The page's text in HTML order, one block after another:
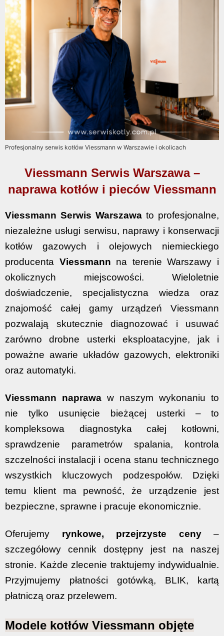
Profesjonalny serwis kotłów Viessmann w Warszawie i okolicach
Viessmann Serwis Warszawa –
naprawa kotłów i pieców Viessmann
Viessmann Serwis Warszawa to profesjonalne,
niezależne usługi serwisu, naprawy i konserwacji
kotłów gazowych i olejowych niemieckiego
producenta Viessmann na terenie Warszawy i
okolicznych miejscowości. Wieloletnie
doświadczenie, specjalistyczna wiedza oraz
znajomość całej gamy urządzeń Viessmann
pozwalają skutecznie diagnozować i usuwać
zarówno drobne usterki eksploatacyjne, jak i
poważne awarie układów gazowych, elektroniki
oraz automatyki.
Viessmann naprawa w naszym wykonaniu to
nie tylko usunięcie bieżącej usterki – to
kompleksowa diagnostyka całej kotłowni,
sprawdzenie parametrów spalania, kontrola
szczelności instalacji i ocena stanu technicznego
wszystkich kluczowych podzespołów. Dzięki
temu klient ma pewność, że urządzenie jest
bezpieczne, sprawne i pracuje ekonomicznie.
Oferujemy rynkowe, przejrzyste ceny–
szczegółowy cennik dostępny jest na naszej
stronie. Każde zlecenie traktujemy indywidualnie.
Przyjmujemy płatności gotówką, BLIK, kartą
płatniczą oraz przelewem.
Modele kotłów Viessmann objęte